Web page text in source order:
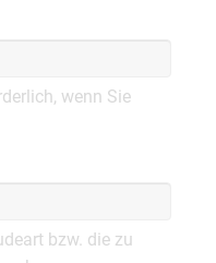
wenn Sie
bzw. die zu